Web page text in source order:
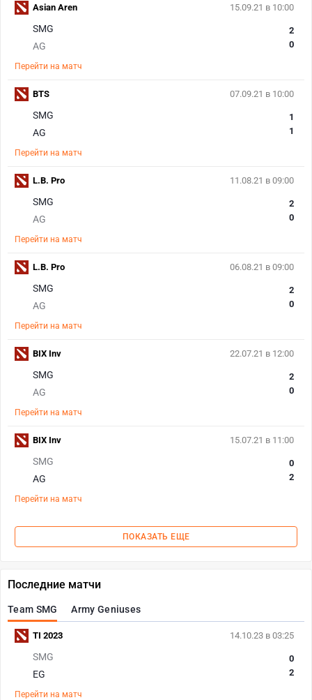
15.09.21 в 10:00
SMG
AG
2
0
Перейти на матч
Asian Aren
07.09.21 в 10:00
SMG
AG
1
1
Перейти на матч
BTS
11.08.21 в 09:00
SMG
AG
2
0
Перейти на матч
L.B. Pro
06.08.21 в 09:00
SMG
AG
2
0
Перейти на матч
L.B. Pro
22.07.21 в 12:00
SMG
AG
2
0
Перейти на матч
BIX Inv
15.07.21 в 11:00
SMG
AG
0
2
Перейти на матч
BIX Inv
ПОКАЗАТЬ ЕЩЕ
Последние матчи
Team SMG Army Geniuses
14.10.23 в 03:25
SMG
EG
0
2
Перейти на матч
TI 2023